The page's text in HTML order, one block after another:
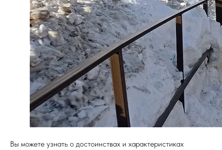
Вы можете узнать о достоинствах и характеристиках